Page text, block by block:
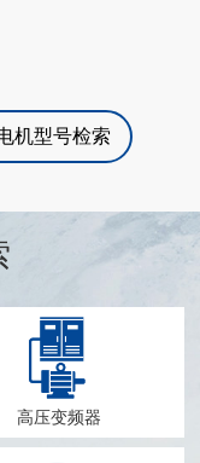
机型号检索
高压变频器